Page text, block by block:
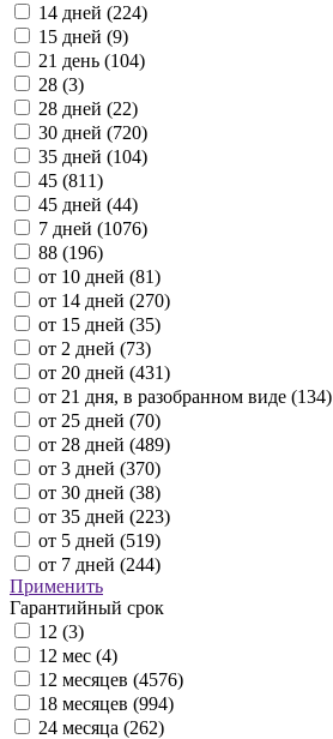
14 дней (224)
15 дней (9)
21 день (104)
28 (3)
28 дней (22)
30 дней (720)
35 дней (104)
45 (811)
45 дней (44)
7 дней (1076)
88 (196)
от 10 дней (81)
от 14 дней (270)
от 15 дней (35)
от 2 дней (73)
от 20 дней (431)
от 21 дня, в разобранном виде (134)
от 25 дней (70)
от 28 дней (489)
от 3 дней (370)
от 30 дней (38)
от 35 дней (223)
от 5 дней (519)
от 7 дней (244)
Применить
Гарантийный срок
12 (3)
12 мес (4)
12 месяцев (4576)
18 месяцев (994)
24 месяца (262)